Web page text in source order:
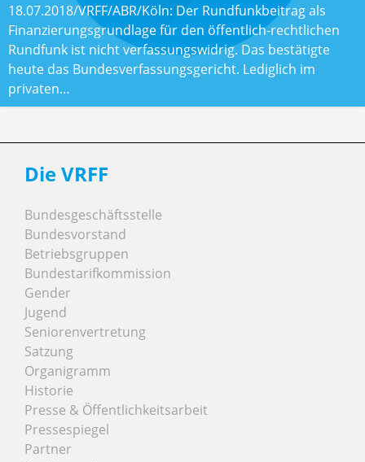
18.07.2018/VRFF/ABR/Köln: Der Rundfunkbeitrag als
Finanzierungsgrundlage für den öffentlich-rechtlichen
Rundfunk ist nicht verfassungswidrig. Das bestätigte
heute das Bundesverfassungsgericht. Lediglich im
privaten…
Die VRFF
Bundesgeschäftsstelle
Bundesvorstand
Betriebsgruppen
Bundestarifkommission
Gender
Jugend
Seniorenvertretung
Satzung
Organigramm
Historie
Presse & Öffentlichkeitsarbeit
Pressespiegel
Partner